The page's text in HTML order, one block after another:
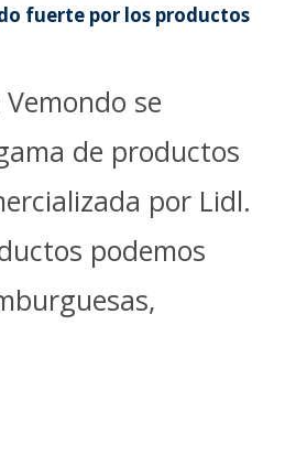
fuerte por los productos
se
de productos
por Lidl.
podemos